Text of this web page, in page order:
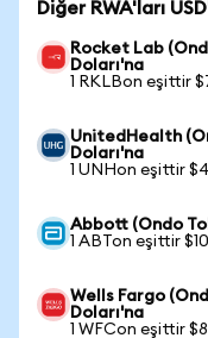
Diğer RWA'ları
Rocket Lab
Doları'na
1 RKLBon eşittir
UnitedHealth
Doları'na
1 UNHon eşittir
Abbott (Ondo
1 ABTon eşittir
Wells Fargo
Doları'na
1 WFCon eşittir